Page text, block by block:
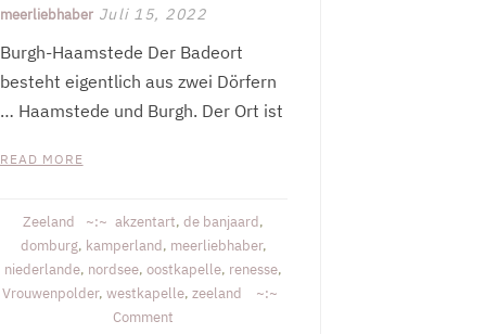
meerliebhaber Juli 15, 2022
Burgh-Haamstede Der Badeort
besteht eigentlich aus zwei Dörfern
… Haamstede und Burgh. Der Ort ist
READ MORE
Zeeland akzentart,de banjaard,
domburg, kamperland, meerliebhaber,
niederlande, nordsee,oostkapelle, renesse,
Vrouwenpolder, westkapelle, zeeland
Comment